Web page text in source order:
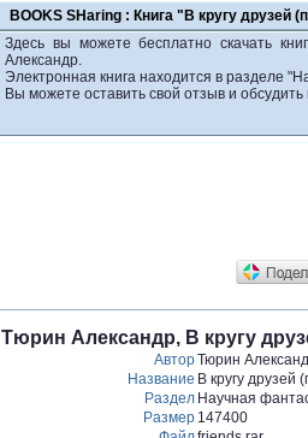
BOOKS SHaring : Книга "В кругу друзей
Здесь вы можете бесплатно скачать
Александр.
Электронная книга находится в разделе
Вы можете оставить свой отзыв и обсудить
Тюрин Александр, В кругу
АвторТюрин
Название В кругу друзей
Раздел Научная
Размер 147400